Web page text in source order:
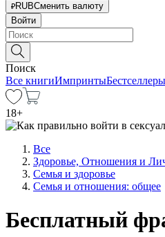
RUBСменить валюту
Войти
Поиск
Все книгиИмпринтыБестселлеры
18+
Все
Здоровье, Отношения и
Семья и здоровье
Семья и отношения: общее
Бесплатный